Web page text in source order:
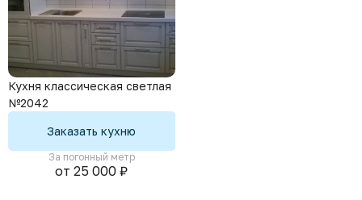
Кухня классическая светлая
№2042
Заказать кухню
За погонный метр
от 25 000 ₽